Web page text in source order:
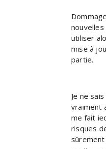
utiliser
mise à
partie.
Je ne
vraiment
me fait
risques
sûrement